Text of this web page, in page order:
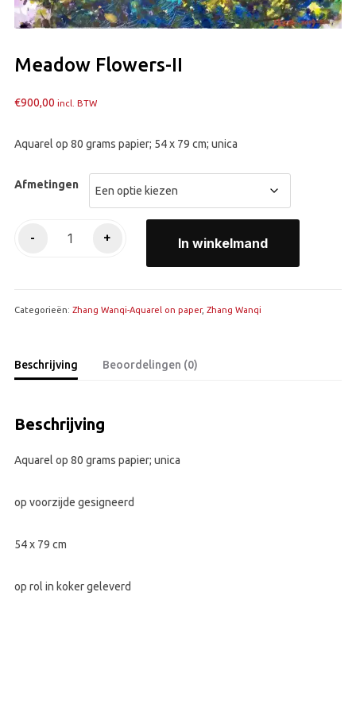
Meadow Flowers-II
€900,00 incl. BTW
Aquarel op 80 grams papier; 54 x 79 cm; unica
Afmetingen
-
aantal
+ In winkelmand
Categorieën: Zhang Wanqi-Aquarel on paper, Zhang Wanqi
Beschrijving Beoordelingen (0)
Beschrijving
Aquarel op 80 grams papier; unica
op voorzijde gesigneerd
54 x 79 cm
op rol in koker geleverd